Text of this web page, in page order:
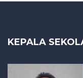
KEPALA